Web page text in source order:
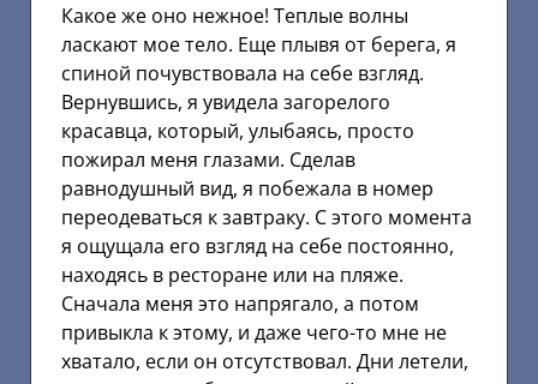
Какое же оно нежное! Теплые волны
ласкают мое тело. Еще плывя от берега, я
спиной почувствовала на себе взгляд.
Вернувшись, я увидела загорелого
красавца, который, улыбаясь, просто
пожирал меня глазами. Сделав
равнодушный вид, я побежала в номер
переодеваться к завтраку. С этого момента
я ощущала его взгляд на себе постоянно,
находясь в ресторане или на пляже.
Сначала меня это напрягало, а потом
привыкла к этому, и даже чего-то мне не
хватало, если он отсутствовал. Дни летели,